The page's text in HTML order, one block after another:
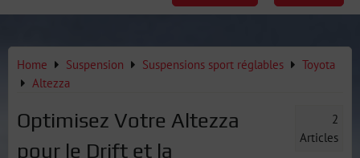
Home Suspension Suspensions sport réglables
Toyota
Altezza
Optimisez Votre Altezza
pour le Drift et la
2
Articles